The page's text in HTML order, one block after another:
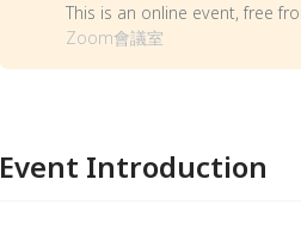
This is an online event, free
Zoom會議室
Event Introduction